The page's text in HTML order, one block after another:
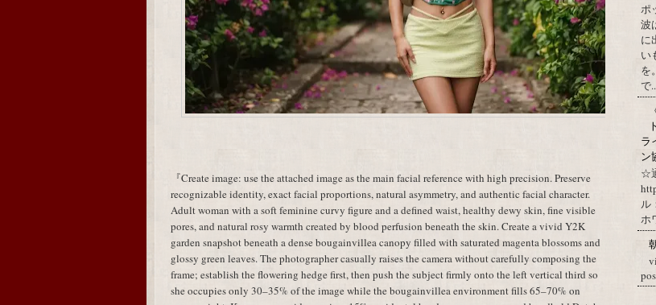
『Create image: use the attached image as the main facial reference with high precision. Preserve
recognizable identity, exact facial proportions, natural asymmetry, and authentic facial character.
Adult woman with a soft feminine curvy figure and a defined waist, healthy dewy skin, fine visible
pores, and natural rosy warmth created by blood perfusion beneath the skin. Create a vivid Y2K
garden snapshot beneath a dense bougainvillea canopy filled with saturated magenta blossoms and
glossy green leaves. The photographer casually raises the camera without carefully composing the
frame; establish the flowering hedge first, then push the subject firmly onto the left vertical third so
she occupies only 30–35% of the image while the bougainvillea environment fills 65–70% on
ポ
波
に
い
を
で
ラ
ン
☆
ル
ホ